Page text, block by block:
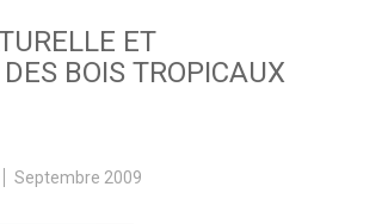
ET
BOIS TROPICAUX
Septembre 2009